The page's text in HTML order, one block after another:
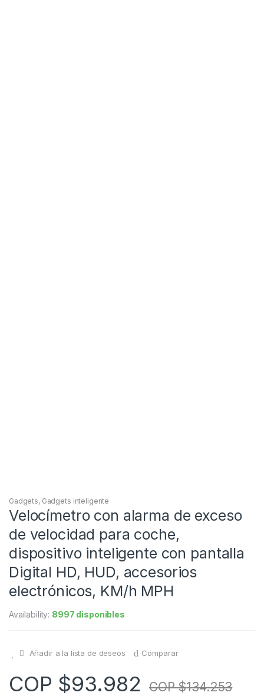
Gadgets, Gadgets inteligente
Velocímetro con alarma de exceso
de velocidad para coche,
dispositivo inteligente con pantalla
Digital HD, HUD, accesorios
electrónicos, KM/h MPH
Availability: 8997 disponibles
Añadir a la lista de deseos Comparar
COP $93.982 COP $134.253